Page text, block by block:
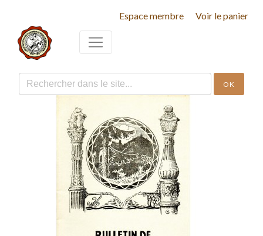
Espace membre Voir le panier
OK